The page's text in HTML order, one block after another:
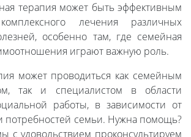
терапия может быть эффективным
лечения различных
особенно там, где семейная
играют важную роль.
может проводиться как семейным
так и специалистом в области
работы, в зависимости от
потребностей семьи. Нужна помощь?
с удовольствием проконсультируем